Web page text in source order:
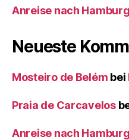
Anreise nach Hamburg
Neueste
Mosteiro de Belém bei
Praia de Carcavelos
Anreise nach Hamburg